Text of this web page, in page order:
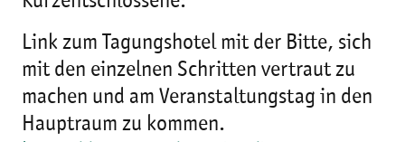
Link zum Tagungshotel mit der Bitte, sich
mit den einzelnen Schritten vertraut zu
machen und am Veranstaltungstag in den
Hauptraum zu kommen.